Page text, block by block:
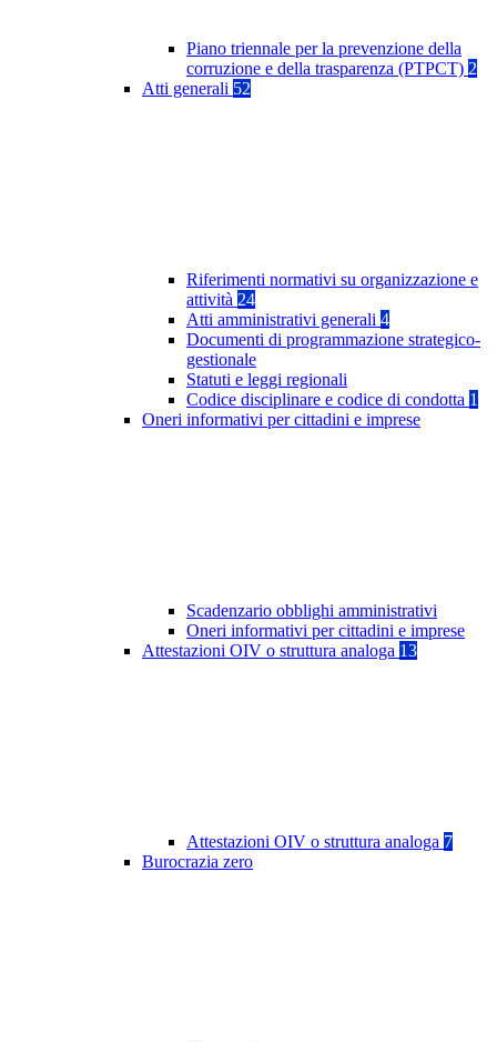
Piano triennale per la prevenzione della
corruzione e della trasparenza (PTPCT) 2
Atti generali 52
Riferimenti normativi su organizzazione e
attività 24
Atti amministrativi generali 4
Documenti di programmazione strategico-
gestionale
Statuti e leggi regionali
Codice disciplinare e codice di condotta 1
Oneri informativi per cittadini e imprese
Scadenzario obblighi amministrativi
Oneri informativi per cittadini e imprese
Attestazioni OIV o struttura analoga 13
Attestazioni OIV o struttura analoga 7
Burocrazia zero